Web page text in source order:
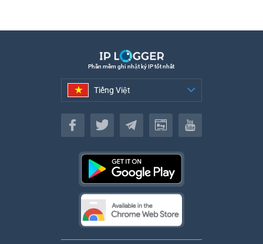
Phần mềm ghi nhật ký IP tốt nhất
Tiếng Việt
Tiếng Việt